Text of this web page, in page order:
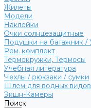
Жилеты
Модели
Наклейки
Очки солнцезащитные
Подушки на багажник /
Рем. комплект
Термокружки, Термосы
Учебная литература
Чехлы / рюкзаки / сумки
Шлем для водных видов
Экшн-Камеры
Поиск